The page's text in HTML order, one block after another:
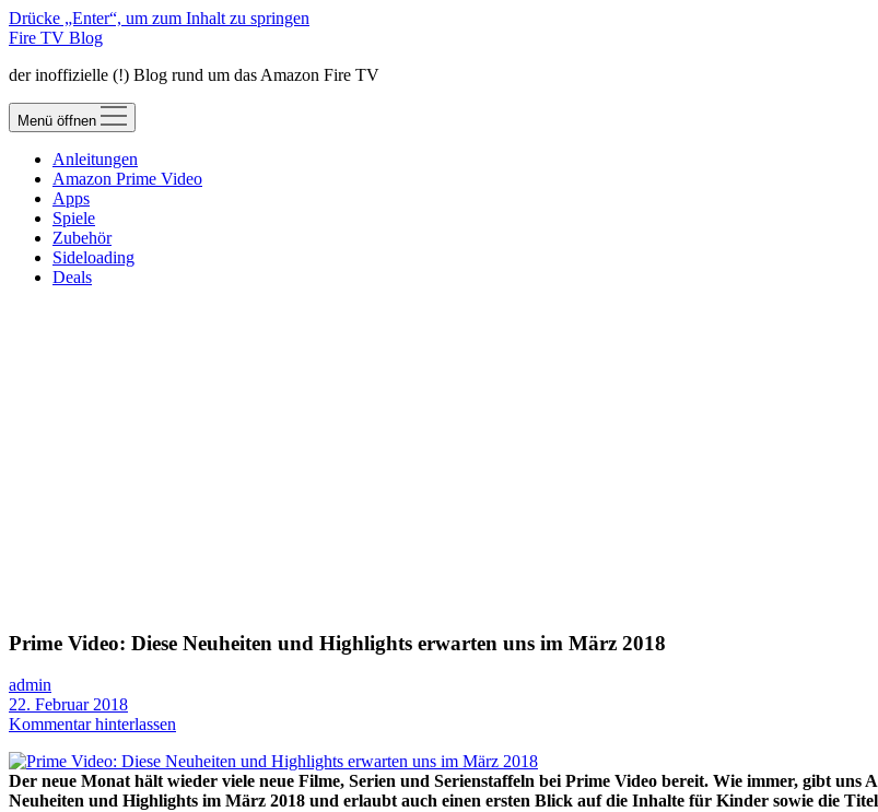
Drücke „Enter“, um zum Inhalt zu springen
Fire TV Blog
der inoffizielle (!) Blog rund um das Amazon Fire TV
Menü öffnen
Anleitungen
Amazon Prime Video
Apps
Spiele
Zubehör
Sideloading
Deals
Prime Video: Diese Neuheiten und Highlights erwarten uns im März 2018
admin
22. Februar 2018
Kommentar hinterlassen
Der neue Monat hält wieder viele neue Filme, Serien und Serienstaffeln bei Prime Video bereit. Wie immer, gibt
Neuheiten und Highlights im März 2018 und erlaubt auch einen ersten Blick auf die Inhalte für Kinder sowie die